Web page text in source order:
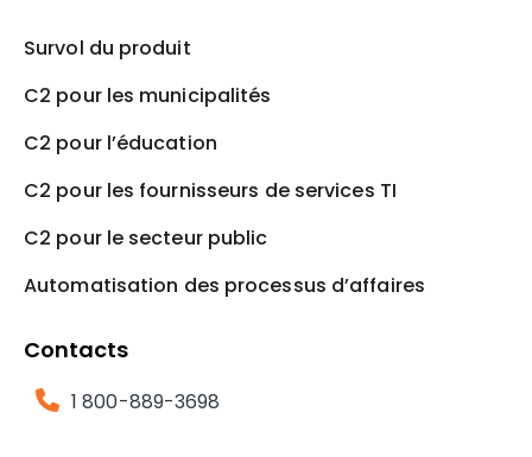
Survol du produit
C2 pour les municipalités
C2 pour l’éducation
C2 pour les fournisseurs de services TI
C2 pour le secteur public
Automatisation des processus d’affaires
Contacts
1 800-889-3698